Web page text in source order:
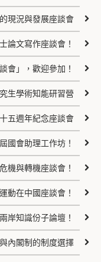
現況與發展座談會
論文寫作座談會！
會」，歡迎參加！
生學術知能研習營
五週年紀念座談會
國會助理工作坊！
機與轉機座談會！
動在中國座談會！
兩岸知識份子論壇！
內閣制的制度選擇